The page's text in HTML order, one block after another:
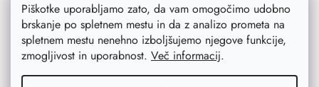
Piškotke uporabljamo zato, da vam omogočimo udobno
brskanje po spletnem mestu in da z analizo prometa na
spletnem mestu nenehno izboljšujemo njegove funkcije,
zmogljivost in uporabnost. Več informacij.
Follow on Instagram